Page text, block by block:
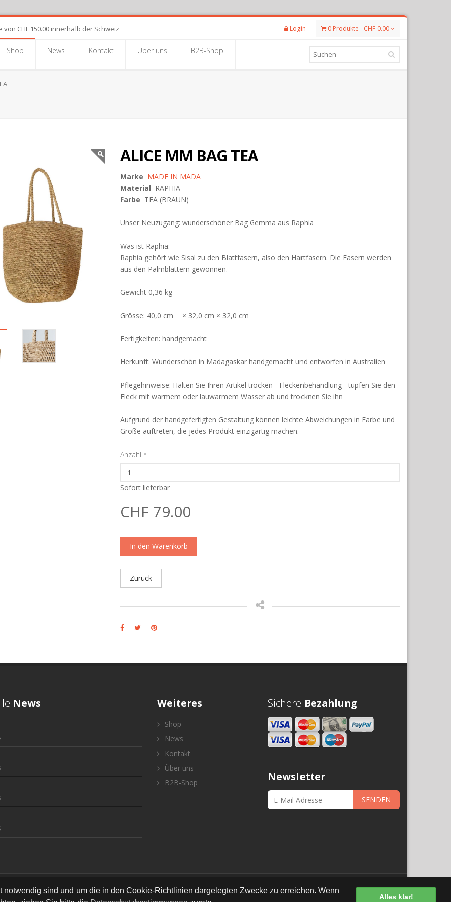
sind und um die in den Cookie-Richtlinien dargelegten Zwecke zu erreichen. Wenn
Alles klar!
CHF 150.00 innerhalb der Schweiz Login 0 Produkte - CHF 0.00
Shop News Kontakt Über uns B2B-Shop
ALICE MM BAG TEA
Marke MADE IN MADA
Material RAPHIA
Farbe TEA (BRAUN)
Unser Neuzugang: wunderschöner Bag Gemma aus Raphia
Was ist Raphia:
Raphia gehört wie Sisal zu den Blattfasern, also den Hartfasern. Die Fasern werden
aus den Palmblättern gewonnen.
Gewicht 0,36 kg
Grösse: 40,0 cm × 32,0 cm × 32,0 cm
Fertigkeiten: handgemacht
Herkunft: Wunderschön in Madagaskar handgemacht und entworfen in Australien
Pflegehinweise: Halten Sie Ihren Artikel trocken - Fleckenbehandlung - tupfen Sie den
Fleck mit warmem oder lauwarmem Wasser ab und trocknen Sie ihn
Aufgrund der handgefertigten Gestaltung können leichte Abweichungen in Farbe und
Größe auftreten, die jedes Produkt einzigartig machen.
Anzahl *
Sofort lieferbar
CHF 79.00
In den Warenkorb
Zurück
News Weiteres
Shop
News
Kontakt
Über uns
B2B-Shop
Sichere Bezahlung
Newsletter
SENDEN
© Styleandhome Newsletter•AGB•Impressum •Versand•Kontakt•Links•Datenschutz